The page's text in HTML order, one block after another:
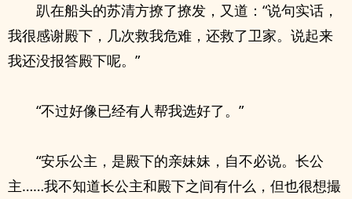
趴在船头的苏清方撩了撩发，又道：“说句实话，
我很感谢殿下，几次救我危难，还救了卫家。说起来
我还没报答殿下呢。”
“不过好像已经有人帮我选好了。”
“安乐公主，是殿下的亲妹妹，自不必说。长公
主……我不知道长公主和殿下之间有什么，但也很想撮